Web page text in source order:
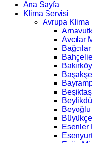
Ana Sayfa
Klima Servisi
Avrupa Klima
Avcılar
Beyoğlu
Esenler